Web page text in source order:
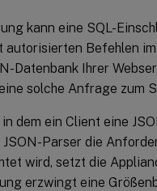
kann eine SQL-
Befehlen
Datenbank Ihrer
solche Anfrage zum
dem ein Client eine
Parser die
wird, setzt die
erzwingt eine